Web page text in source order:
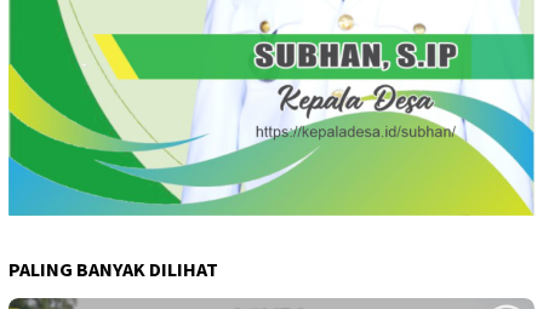
PALING BANYAK DILIHAT